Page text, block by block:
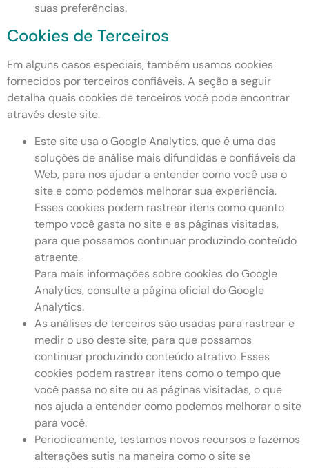
suas preferências.
Cookies de Terceiros
Em alguns casos especiais, também usamos cookies
fornecidos por terceiros confiáveis. A seção a seguir
detalha quais cookies de terceiros você pode encontrar
através deste site.
Este site usa o Google Analytics, que é uma das
soluções de análise mais difundidas e confiáveis ​​da
Web, para nos ajudar a entender como você usa o
site e como podemos melhorar sua experiência.
Esses cookies podem rastrear itens como quanto
tempo você gasta no site e as páginas visitadas,
para que possamos continuar produzindo conteúdo
atraente.
Para mais informações sobre cookies do Google
Analytics, consulte a página oficial do Google
Analytics.
As análises de terceiros são usadas para rastrear e
medir o uso deste site, para que possamos
continuar produzindo conteúdo atrativo. Esses
cookies podem rastrear itens como o tempo que
você passa no site ou as páginas visitadas, o que
nos ajuda a entender como podemos melhorar o site
para você.
Periodicamente, testamos novos recursos e fazemos
alterações sutis na maneira como o site se